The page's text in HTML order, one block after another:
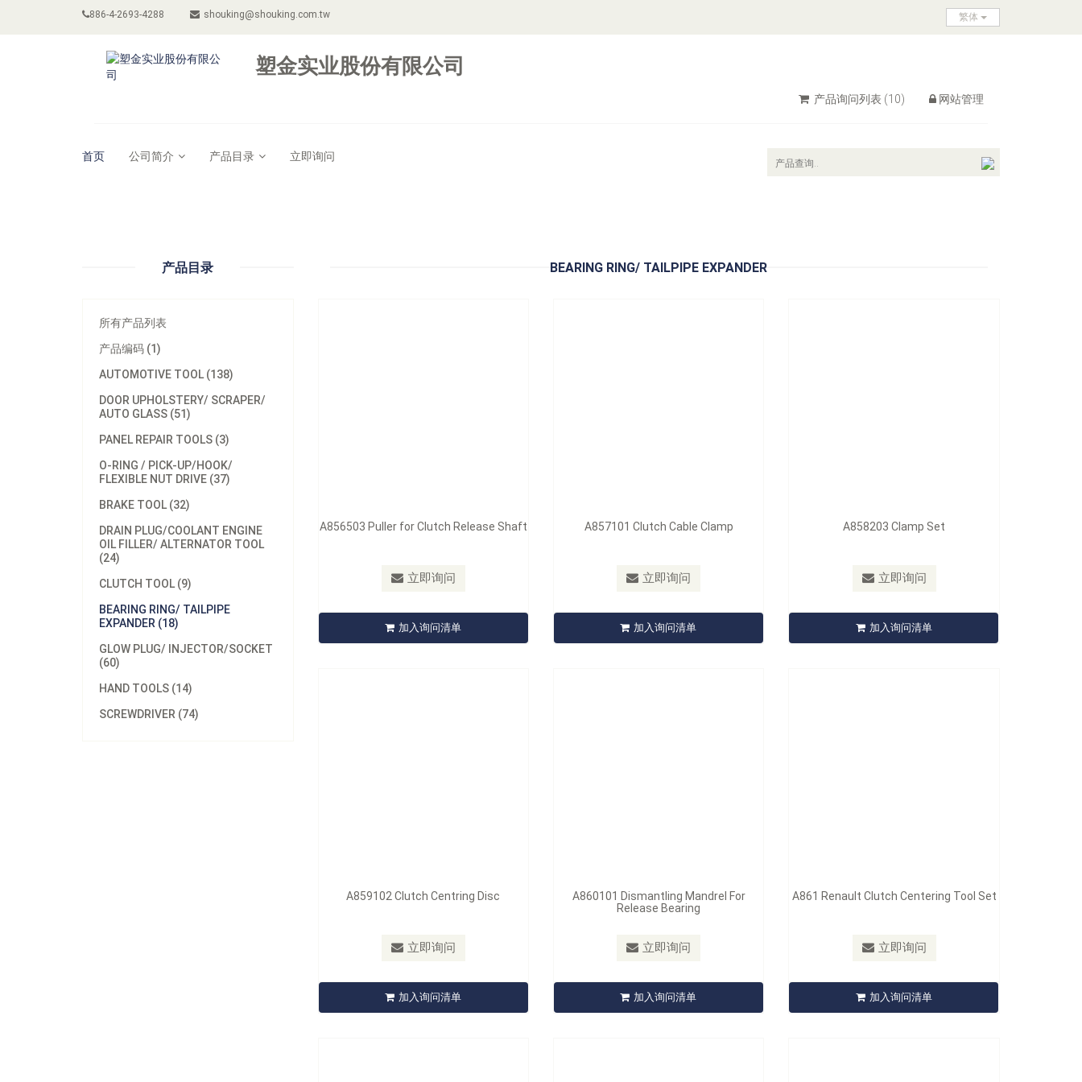
886-4-2693-4288 shouking@shouking.com.tw 繁体
塑金实业股份有限公司
产品询问列表 (10) 网站管理
首页 公司简介 产品目录 立即询问
产品目录
所有产品列表
产品编码 (1)
AUTOMOTIVE TOOL (138)
DOOR UPHOLSTERY/ SCRAPER/
AUTO GLASS (51)
PANEL REPAIR TOOLS (3)
O-RING / PICK-UP/HOOK/
FLEXIBLE NUT DRIVE (37)
BRAKE TOOL (32)
DRAIN PLUG/COOLANT ENGINE
OIL FILLER/ ALTERNATOR TOOL
(24)
CLUTCH TOOL (9)
BEARING RING/ TAILPIPE
EXPANDER (18)
GLOW PLUG/ INJECTOR/SOCKET
(60)
HAND TOOLS (14)
SCREWDRIVER (74)
BEARING RING/ TAILPIPE EXPANDER
A856503 Puller for Clutch Release Shaft
立即询问
加入询问清单
A857101 Clutch Cable Clamp
立即询问
立即询问
加入询问清单
A858203 Clamp Set
立即询问
加入询问清单
A859102 Clutch Centring Disc
立即询问
立即询问
加入询问清单
A860101 Dismantling Mandrel For
Release Bearing
立即询问
A860101 Dismantling Mandrel For
立即询问
加入询问清单
A861 Renault Clutch Centering Tool Set
立即询问
A861 Renault Clutch Centering Tool
立即询问
加入询问清单
A861A Renault Clutch Centering Tool
立即询问 立即询问 立即询问